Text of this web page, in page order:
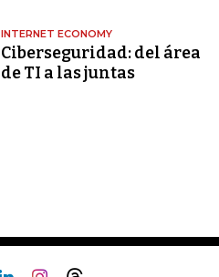
INTERNET ECONOMY
Ciberseguridad: del área
de TI a las juntas